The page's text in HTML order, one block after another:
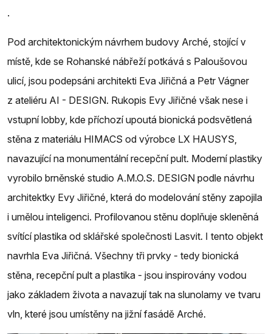
.
Pod architektonickým návrhem budovy Arché, stojící v
místě, kde se Rohanské nábřeží potkává s Paloušovou
ulicí, jsou podepsáni architekti Eva Jiřičná a Petr Vágner
z ateliéru AI - DESIGN. Rukopis Evy Jiřičné však nese i
vstupní lobby, kde příchozí upoutá bionická podsvětlená
stěna z materiálu HIMACS od výrobce LX HAUSYS,
navazující na monumentální recepční pult. Moderní plastiky
vyrobilo brněnské studio A.M.O.S. DESIGN podle návrhu
architektky Evy Jiřičné, která do modelování stěny zapojila
i umělou inteligenci. Profilovanou stěnu doplňuje skleněná
svítící plastika od sklářské společnosti Lasvit. I tento objekt
navrhla Eva Jiřičná. Všechny tři prvky - tedy bionická
stěna, recepční pult a plastika - jsou inspirovány vodou
jako základem života a navazují tak na slunolamy ve tvaru
vln, které jsou umístěny na jižní fasádě Arché.